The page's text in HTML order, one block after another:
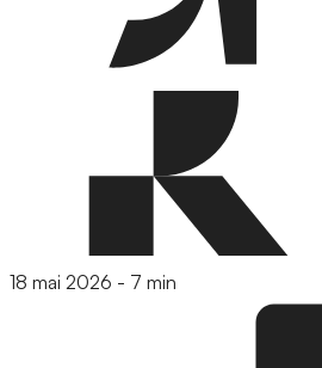
18 mai 2026 - 7 min